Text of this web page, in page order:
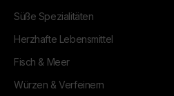
Süße Spezialitäten
Herzhafte Lebensmittel
Fisch & Meer
Würzen & Verfeinern